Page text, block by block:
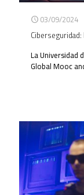
03/09/2024
La Universidad
Global Mooc